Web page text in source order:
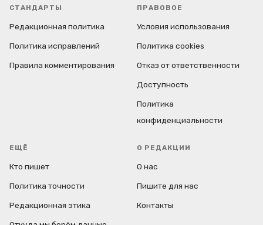
СТАНДАРТЫ
Редакционная политика
Политика исправлений
Правила комментирования
ПРАВОВОЕ
Условия использования
Политика cookies
Отказ от ответственности
Доступность
Политика
конфиденциальности
ЕЩЁ
Кто пишет
Политика точности
Редакционная этика
О РЕДАКЦИИ
О нас
Пишите для нас
Контакты